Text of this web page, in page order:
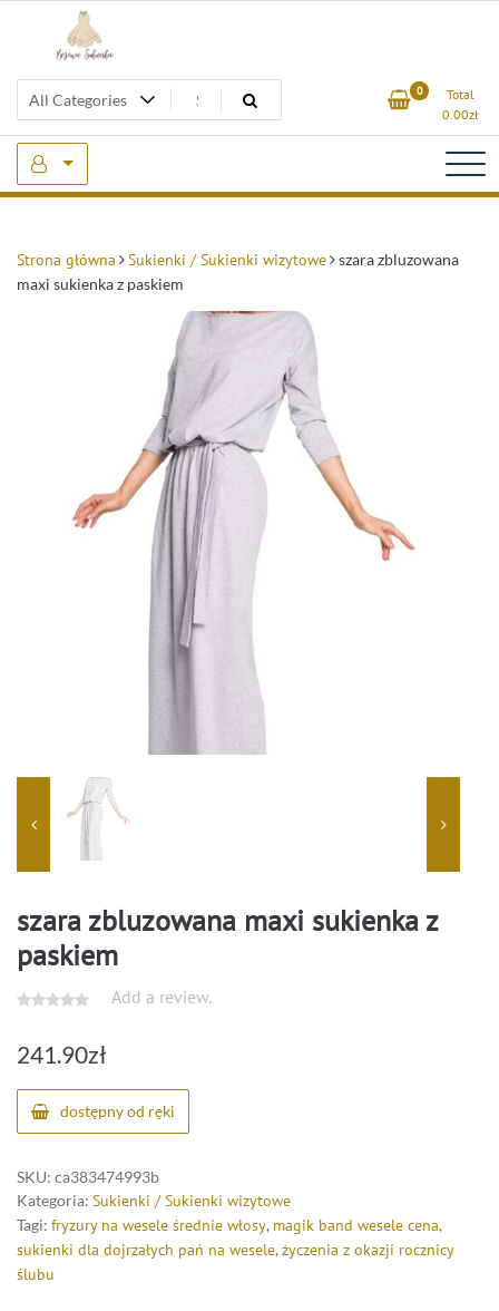
Beżowa Sukienka 0
Total
0.00zł
Strona główna Sukienki / Sukienki wizytowe
szara zbluzowana
maxi sukienka z paskiem
szara zbluzowana maxi sukienka z
paskiem
Add a review.
241.90zł
dostępny od ręki
SKU: ca383474993b
Kategoria: Sukienki / Sukienki wizytowe
Tagi: fryzury na wesele średnie włosy, magik band wesele cena,
sukienki dla dojrzałych pań na wesele, życzenia z okazji rocznicy
ślubu